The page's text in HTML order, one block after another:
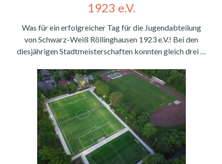
1923 e.V.
Was für ein erfolgreicher Tag für die Jugendabteilung
von Schwarz-Weiß Röllinghausen 1923 e.V.! Bei den
diesjährigen Stadtmeisterschaften konnten gleich drei …